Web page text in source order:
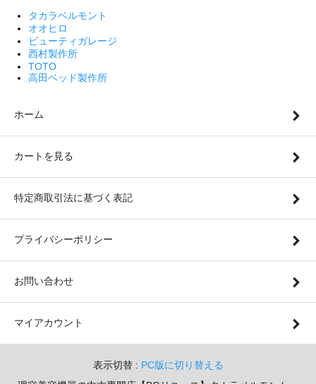
タカラベルモント
オオヒロ
ビューティガレージ
西村製作所
TOTO
高田ベッド製作所
ホーム
カートを見る
特定商取引法に基づく表記
プライバシーポリシー
お問い合わせ
マイアカウント
表示切替 : PC版に切り替える